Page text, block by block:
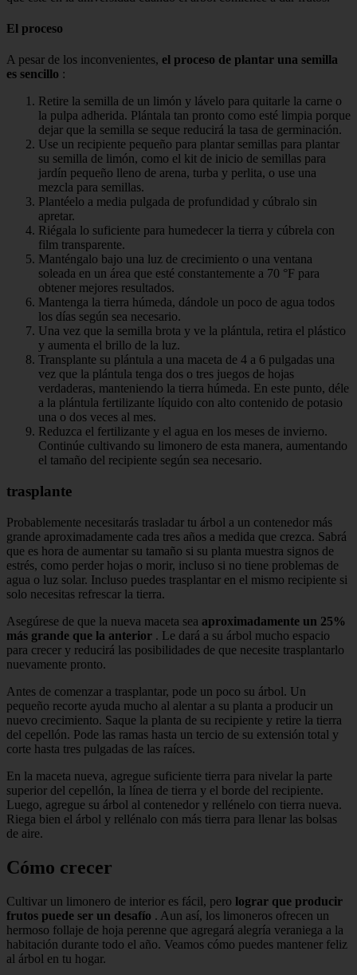
El proceso
A pesar de los inconvenientes, el proceso de plantar una semilla
es sencillo :
Retire la semilla de un limón y lávelo para quitarle la carne o
la pulpa adherida. Plántala tan pronto como esté limpia porque
dejar que la semilla se seque reducirá la tasa de germinación.
Use un recipiente pequeño para plantar semillas para plantar
su semilla de limón, como el kit de inicio de semillas para
jardín pequeño lleno de arena, turba y perlita, o use una
mezcla para semillas.
Plantéelo a media pulgada de profundidad y cúbralo sin
apretar.
Riégala lo suficiente para humedecer la tierra y cúbrela con
film transparente.
Manténgalo bajo una luz de crecimiento o una ventana
soleada en un área que esté constantemente a 70 °F para
obtener mejores resultados.
Mantenga la tierra húmeda, dándole un poco de agua todos
los días según sea necesario.
Una vez que la semilla brota y ve la plántula, retira el plástico
y aumenta el brillo de la luz.
Transplante su plántula a una maceta de 4 a 6 pulgadas una
vez que la plántula tenga dos o tres juegos de hojas
verdaderas, manteniendo la tierra húmeda. En este punto, déle
a la plántula fertilizante líquido con alto contenido de potasio
una o dos veces al mes.
Reduzca el fertilizante y el agua en los meses de invierno.
Continúe cultivando su limonero de esta manera, aumentando
el tamaño del recipiente según sea necesario.
trasplante
Probablemente necesitarás trasladar tu árbol a un contenedor más
grande aproximadamente cada tres años a medida que crezca. Sabrá
que es hora de aumentar su tamaño si su planta muestra signos de
estrés, como perder hojas o morir, incluso si no tiene problemas de
agua o luz solar. Incluso puedes trasplantar en el mismo recipiente si
solo necesitas refrescar la tierra.
Asegúrese de que la nueva maceta sea aproximadamente un 25%
más grande que la anterior . Le dará a su árbol mucho espacio
para crecer y reducirá las posibilidades de que necesite trasplantarlo
nuevamente pronto.
Antes de comenzar a trasplantar, pode un poco su árbol. Un
pequeño recorte ayuda mucho al alentar a su planta a producir un
nuevo crecimiento. Saque la planta de su recipiente y retire la tierra
del cepellón. Pode las ramas hasta un tercio de su extensión total y
corte hasta tres pulgadas de las raíces.
En la maceta nueva, agregue suficiente tierra para nivelar la parte
superior del cepellón, la línea de tierra y el borde del recipiente.
Luego, agregue su árbol al contenedor y rellénelo con tierra nueva.
Riega bien el árbol y rellénalo con más tierra para llenar las bolsas
de aire.
Cómo crecer
Cultivar un limonero de interior es fácil, pero lograr que producir
frutos puede ser un desafío . Aun así, los limoneros ofrecen un
hermoso follaje de hoja perenne que agregará alegría veraniega a la
habitación durante todo el año. Veamos cómo puedes mantener feliz
al árbol en tu hogar.